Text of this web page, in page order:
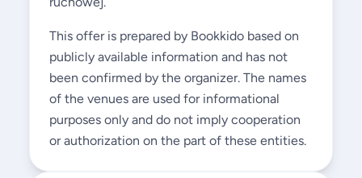
This offer is prepared by Bookkido based on
publicly available information and has not
been confirmed by the organizer. The names
of the venues are used for informational
purposes only and do not imply cooperation
or authorization on the part of these entities.